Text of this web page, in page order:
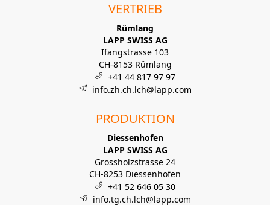
VERTRIEB
Rümlang
LAPP SWISS AG
Ifangstrasse 103
CH-8153 Rümlang
+41 44 817 97 97
info.zh.ch.lch@lapp.com
PRODUKTION
Diessenhofen
LAPP SWISS AG
Grossholzstrasse 24
CH-8253 Diessenhofen
+41 52 646 05 30
info.tg.ch.lch@lapp.com